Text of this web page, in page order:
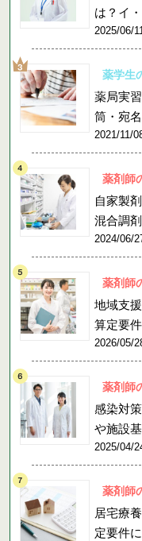
は？イ
2025/06/11
薬学生
薬局実
筒・宛
2021/11/
薬剤師
自家製
混合調
2024/06/
薬剤師
地域支
算定要
2026/05/
薬剤師
感染対
や施設
2025/04/
薬剤師
居宅療
定要件